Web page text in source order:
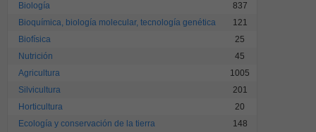
Biología
837
Bioquímica, biología molecular, tecnología genética
121
Biofísica
25
Nutrición
45
Agricultura
1005
Silvicultura
201
Horticultura
20
Ecología y conservación de la tierra
148